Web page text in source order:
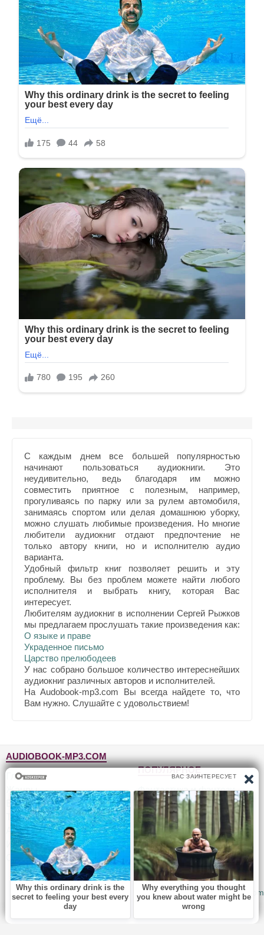
С каждым днем все большей популярностью
начинают пользоваться аудиокниги. Это
неудивительно, ведь благодаря им можно
совместить приятное с полезным, например,
прогуливаясь по парку или за рулем автомобиля,
занимаясь спортом или делая домашнюю уборку,
можно слушать любимые произведения. Но многие
любители аудиокниг отдают предпочтение не
только автору книги, но и исполнителю аудио
варианта.
Удобный фильтр книг позволяет решить и эту
проблему. Вы без проблем можете найти любого
исполнителя и выбрать книгу, которая Вас
интересует.
Любителям аудиокниг в исполнении Сергей Рыжков
мы предлагаем прослушать такие произведения как:
О языке и праве
Украденное письмо
Царство прелюбодеев
У нас собрано большое количество интереснейших
аудиокниг различных авторов и исполнителей.
На Audobook-mp3.com Вы всегда найдете то, что
Вам нужно. Слушайте с удовольствием!
AUDIOBOOK-MP3.COM
Главная
Жанры
Блог
Топ-100
Авторы
Исполнители
Обратная связь
ПОПУЛЯРНОЕ
Фантастика и фэнтези
Детективы, триллеры
Для детей
Роман, проза
Приключения
Юмор, сатира
© 2010-2026Audiobook-mp3.com